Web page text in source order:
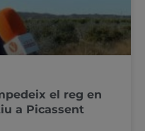
el reg en
a Picassent